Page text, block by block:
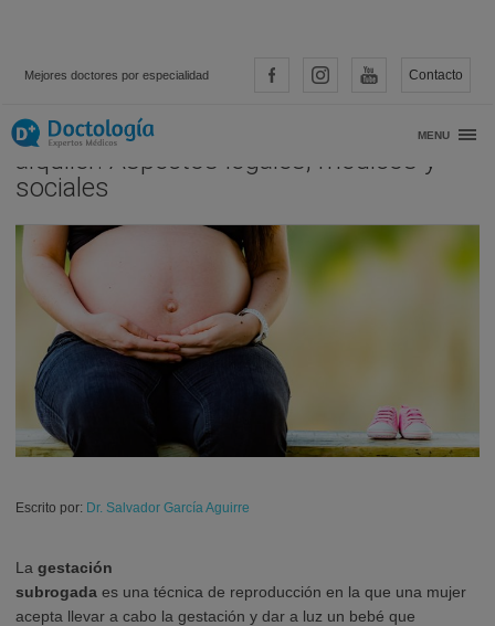
Mejores doctores por especialidad Contacto
MENU
Gestación subrogada o vientre de
alquiler: Aspectos legales, médicos y
sociales
Escrito por: Dr. Salvador García Aguirre
La gestación
subrogada es una técnica de reproducción en la que una mujer
acepta llevar a cabo la gestación y dar a luz un bebé que